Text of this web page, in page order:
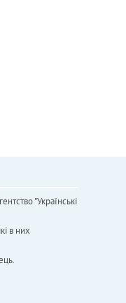
"Українськi
в них